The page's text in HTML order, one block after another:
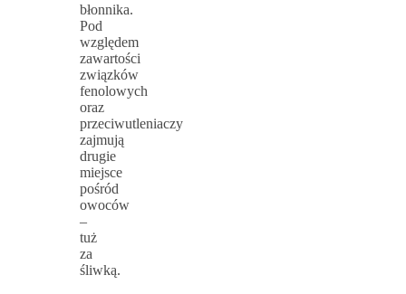
błonnika.
Pod
względem
zawartości
związków
fenolowych
oraz
przeciwutleniaczy
zajmują
drugie
miejsce
pośród
owoców
–
tuż
za
śliwką.